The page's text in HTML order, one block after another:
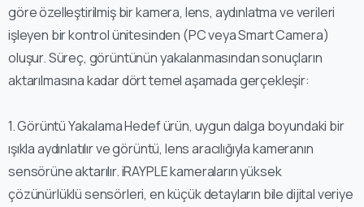
göre özelleştirilmiş bir kamera, lens, aydınlatma ve verileri
işleyen bir kontrol ünitesinden (PC veya Smart Camera)
oluşur. Süreç, görüntünün yakalanmasından sonuçların
aktarılmasına kadar dört temel aşamada gerçekleşir:
1.⁠ ⁠Görüntü Yakalama Hedef ürün, uygun dalga boyundaki bir
ışıkla aydınlatılır ve görüntü, lens aracılığıyla kameranın
sensörüne aktarılır. iRAYPLE kameraların yüksek
çözünürlüklü sensörleri, en küçük detayların bile dijital veriye